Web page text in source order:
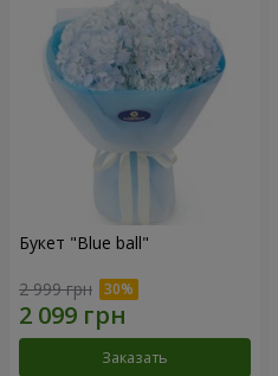
Букет "Blue ball"
2 999 грн
Заказать